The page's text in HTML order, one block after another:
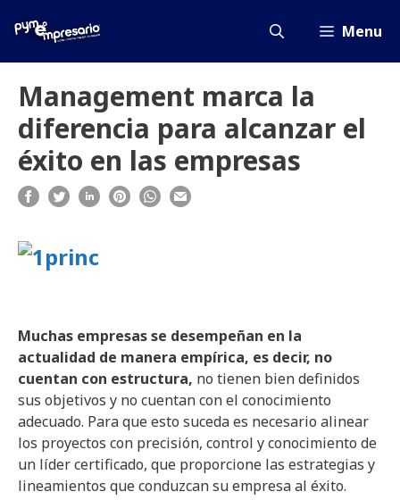
Menu
Management marca la
diferencia para alcanzar el
éxito en las empresas
Muchas empresas se desempeñan en la
actualidad de manera empírica, es decir, no
cuentan con estructura, no tienen bien definidos
sus objetivos y no cuentan con el conocimiento
adecuado. Para que esto suceda es necesario alinear
los proyectos con precisión, control y conocimiento de
un líder certificado, que proporcione las estrategias y
lineamientos que conduzcan su empresa al éxito.